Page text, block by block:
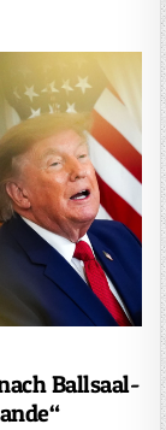
Ballsaal-